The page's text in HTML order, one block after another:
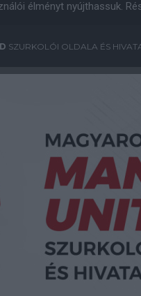
élményt nyújthassuk.
SZURKOLÓI OLDALA ÉS